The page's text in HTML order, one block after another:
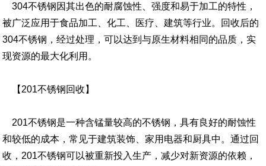
304不锈钢因其出色的耐腐蚀性、强度和易于加工的特性，
被广泛应用于食品加工、化工、医疗、建筑等行业。回收后的
304不锈钢，经过处理，可以达到与原生材料相同的品质，实
现资源的最大化利用。
【201不锈钢回收】
201不锈钢是一种含锰量较高的不锈钢，具有良好的耐蚀性
和较低的成本，常见于建筑装饰、家用电器和厨具中。通过回
收，201不锈钢可以被重新投入生产，减少对新资源的依赖，